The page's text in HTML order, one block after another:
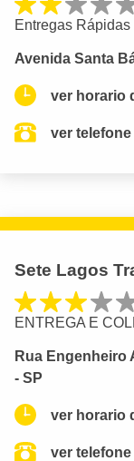
Entregas Rápidas
Avenida Santa
ver horario
ver telefone
Sete Lagos
ENTREGA E
Rua Engenheiro
- SP
ver horario
ver telefone